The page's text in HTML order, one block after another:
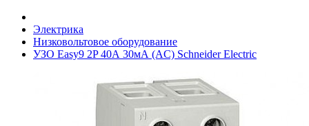
Электрика
Низковольтовое оборудование
УЗО Easy9 2P 40А 30мА (AC) Schneider Electric